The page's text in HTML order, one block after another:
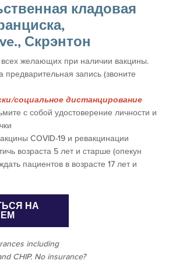
кладовая
Скрэнтон
желающих при наличии вакцины.
предварительная запись (звоните
социальное дистанцирование
с собой удостоверение личности и
COVID-19 и ревакцинации
возраста 5 лет и старше (опекун
пациентов в возрасте 17 лет и
НА
including
CHIP. No insurance?